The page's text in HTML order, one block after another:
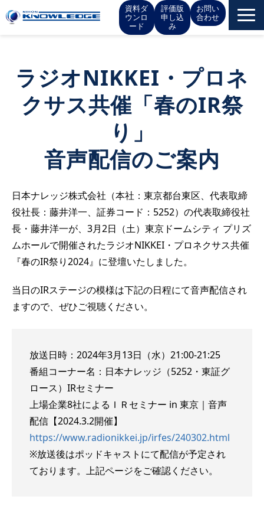
資料ダ
ウンロ
ード
評価版
申し込
み
お問い
合わせ
お役立ち情報
イベント
会社概要
採用情報
ラジオNIKKEI・プロネ
クサス共催「春のIR祭
り」
音声配信のご案内
日本ナレッジ株式会社（本社：東京都台東区、代表取締
役社長：藤井洋一、証券コード：5252）の代表取締役社
長・藤井洋一が、3月2日（土）東京ドームシティ プリズ
ムホールで開催されたラジオNIKKEI・プロネクサス共催
『春のIR祭り2024』に登壇いたしました。
当日のIRステージの模様は下記の日程にて音声配信され
ますので、ぜひご視聴ください。
放送日時：2024年3月13日（水）21:00-21:25
番組コーナー名：日本ナレッジ（5252・東証グ
ロース）IRセミナー
上場企業8社によるＩＲセミナー in 東京｜音声
配信【2024.3.2開催】
https://www.radionikkei.jp/irfes/240302.html
※放送後はポッドキャストにて配信が予定され
ております。上記ページをご確認ください。